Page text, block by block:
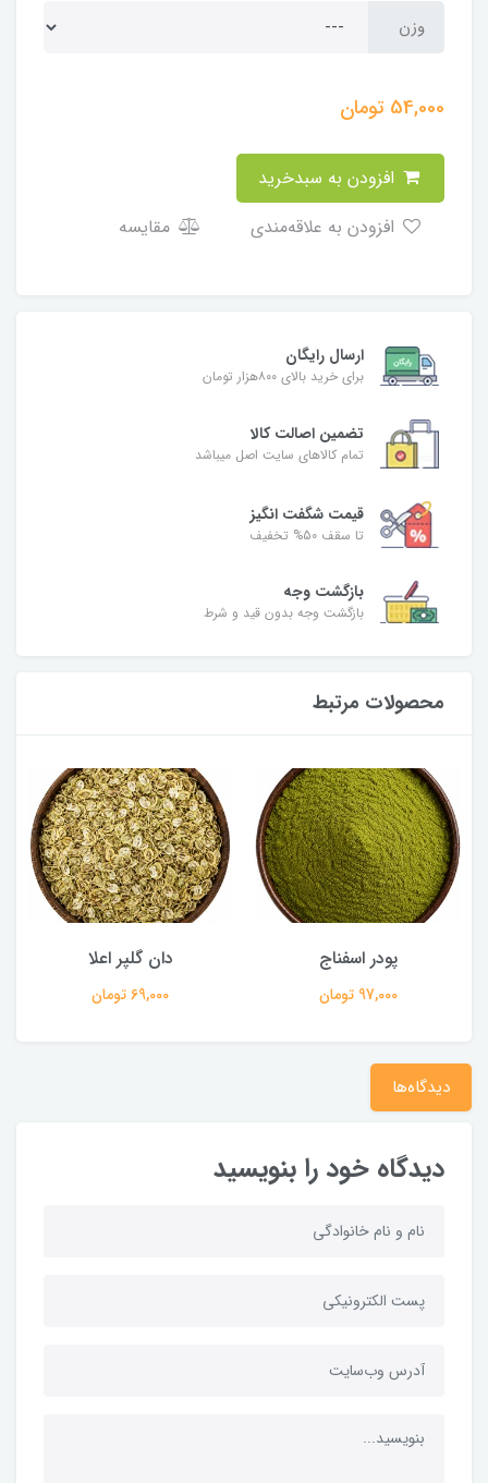
وزن
54,000 تومان
مقایسه
ارسال رایگان
برای خرید بالای ۸۰۰هزار تومان
تضمین اصالت کالا
تمام کالاهای سایت اصل میباشد
قیمت شگفت انگیز
تا سقف 50% تخفیف
بازگشت وجه
بازگشت وجه بدون قید و شرط
محصولات مرتبط
پودر اسفناج
97,000 تومان
دان گلپر اعلا
69,000 تومان
دیدگاه‌ها
دیدگاه خود را بنویسید